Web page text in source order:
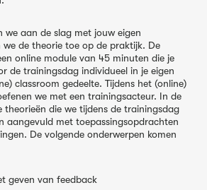
we aan de slag met jouw eigen
we de theorie toe op de praktijk. De
online module van 45 minuten die je
de trainingsdag individueel in je eigen
classroom gedeelte. Tijdens het (online)
we met een trainingsacteur. In de
theorieën die we tijdens de trainingsdag
aangevuld met toepassingsopdrachten
De volgende onderwerpen komen
geven van feedback